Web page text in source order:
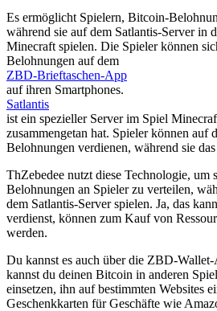
Es ermöglicht Spielern, Bitcoin-
während sie auf dem Satlantis-Server in
Minecraft spielen. Die Spieler können
Belohnungen auf dem
ZBD-Brieftaschen-App
auf ihren Smartphones.
Satlantis
ist ein spezieller Server im Spiel
zusammengetan hat. Spieler können auf
Belohnungen verdienen, während sie
ThZebedee nutzt diese Technologie, um
Belohnungen an Spieler zu verteilen,
dem Satlantis-Server spielen. Ja, das
verdienst, können zum Kauf von
werden.
Du kannst es auch über die ZBD-
kannst du deinen Bitcoin in anderen
einsetzen, ihn auf bestimmten Websites
Geschenkkarten für Geschäfte wie